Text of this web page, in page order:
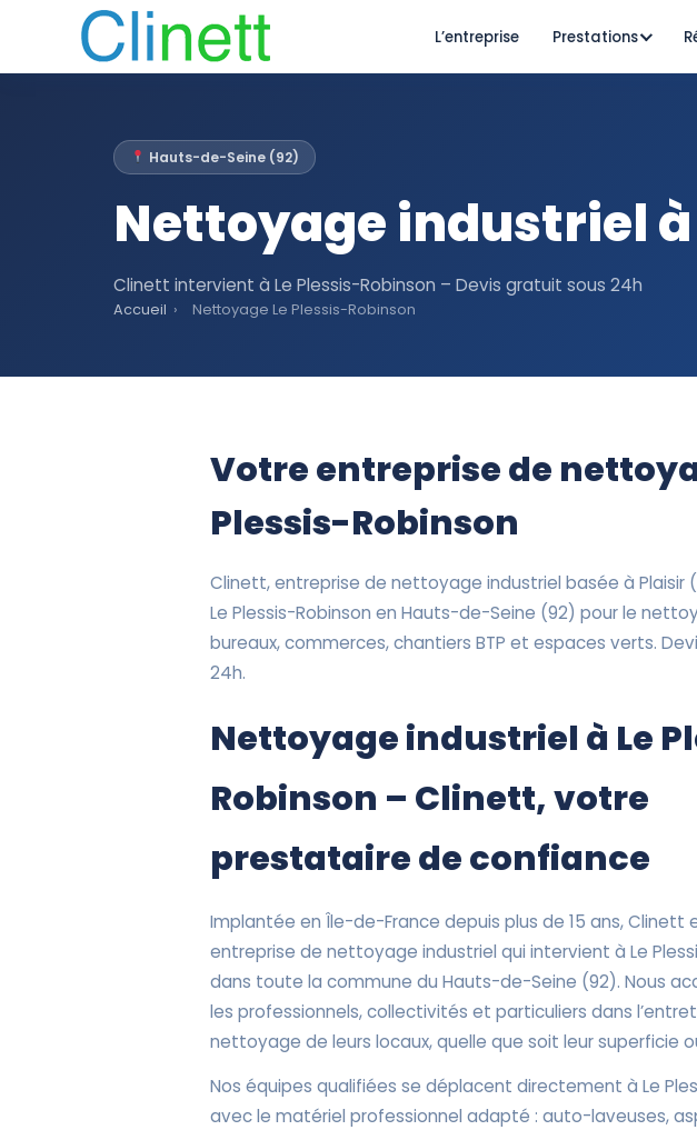
L’entreprise Prestations
Hauts-de-Seine (92)
Nettoyage industriel
Clinett intervient à Le Plessis-Robinson – Devis gratuit sous 24h
Accueil › Nettoyage Le Plessis-Robinson
Votre entreprise de
Plessis-Robinson
Clinett, entreprise de nettoyage industriel basée à Plaisir
Le Plessis-Robinson en Hauts-de-Seine (92) pour le
bureaux, commerces, chantiers BTP et espaces verts.
24h.
Nettoyage industriel à Le
Robinson – Clinett, votre
prestataire de confiance
Implantée en Île-de-France depuis plus de 15 ans, Clinett
entreprise de nettoyage industriel qui intervient à Le
dans toute la commune du Hauts-de-Seine (92). Nous
les professionnels, collectivités et particuliers dans
nettoyage de leurs locaux, quelle que soit leur superficie
Nos équipes qualifiées se déplacent directement à Le
avec le matériel professionnel adapté : auto-laveuses,